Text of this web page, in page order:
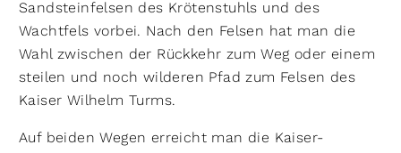
Sandsteinfelsen des Krötenstuhls und des
Wachtfels vorbei. Nach den Felsen hat man die
Wahl zwischen der Rückkehr zum Weg oder einem
steilen und noch wilderen Pfad zum Felsen des
Kaiser Wilhelm Turms.
Auf beiden Wegen erreicht man die Kaiser-